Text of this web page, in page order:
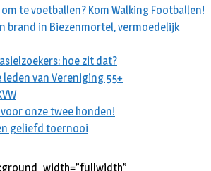
te voetballen? Kom Walking Footballen!
brand in Biezenmortel, vermoedelijk
hoe zit dat?
van Vereniging 55+
onze twee honden!
geliefd toernooi